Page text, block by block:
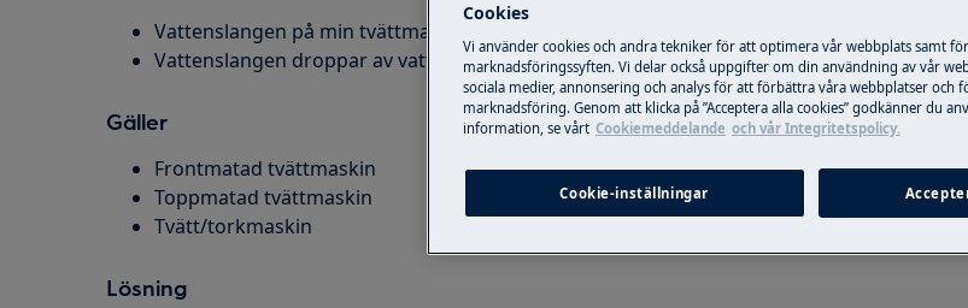
Vattenslangen på min tvättmaskin läcker
Vattenslangen droppar av vatten på min tvättmaskin
Gäller
Frontmatad tvättmaskin
Toppmatad tvättmaskin
Tvätt/torkmaskin
Lösning
Till
Cookies
Vi använder cookies och andra tekniker för att optimera vår webbplats samt
marknadsföringssyften. Vi delar också uppgifter om din användning av vår
sociala medier, annonsering och analys för att förbättra våra webbplatser och
marknadsföring. Genom att klicka på ”Acceptera alla cookies” godkänner du
information, se vårt Cookiemeddelande och vår Integritetspolicy.
Cookie-inställningar